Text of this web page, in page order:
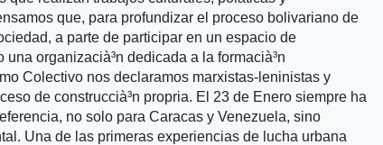
que, para profundizar el proceso bolivariano de
a parte de participar en un espacio de
una organizacià³n dedicada a la formacià³n
Colectivo nos declaramos marxistas-leninistas y
de construccià³n propria. El 23 de Enero siempre ha
no solo para Caracas y Venezuela, sino
Una de las primeras experiencias de lucha urbana